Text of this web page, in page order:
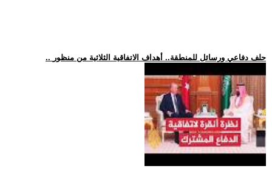
.. حلف دفاعي ورسائل للمنطقة.. أهداف الاتفاقية الثلاثية من منظور